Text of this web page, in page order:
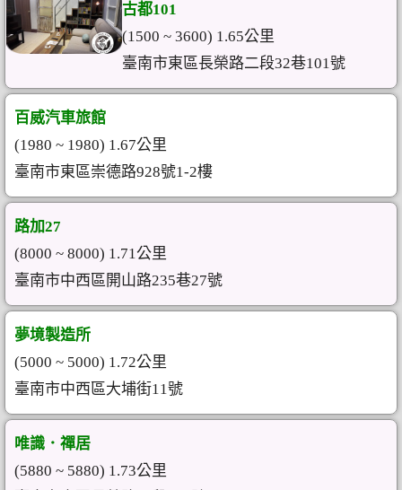
古都101
(1500 ~ 3600) 1.65公里
臺南市東區長榮路二段32巷101號
百威汽車旅館
(1980 ~ 1980) 1.67公里
臺南市東區崇德路928號1-2樓
路加27
(8000 ~ 8000) 1.71公里
臺南市中西區開山路235巷27號
夢境製造所
(5000 ~ 5000) 1.72公里
臺南市中西區大埔街11號
唯識．禪居
(5880 ~ 5880) 1.73公里